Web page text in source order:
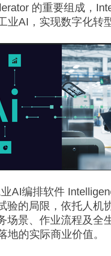
的重要组成，
业AI，实现数字化转
AI编排软件
验的局限，依托人机
场景、作业流程及全
地的实际商业价值。